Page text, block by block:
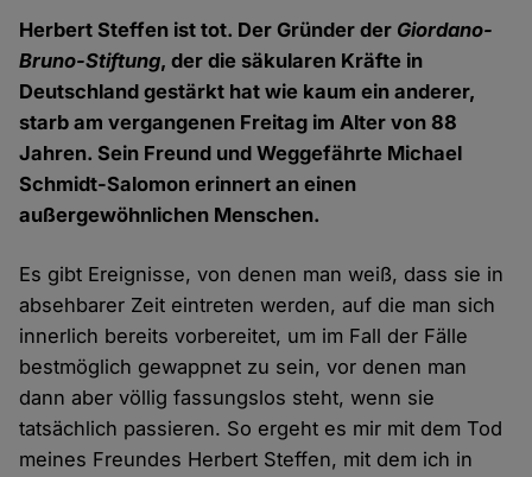
Herbert Steffen ist tot. Der Gründer der Giordano-
Bruno-Stiftung, der die säkularen Kräfte in
Deutschland gestärkt hat wie kaum ein anderer,
starb am vergangenen Freitag im Alter von 88
Jahren. Sein Freund und Weggefährte Michael
Schmidt-Salomon erinnert an einen
außergewöhnlichen Menschen.
Es gibt Ereignisse, von denen man weiß, dass sie in
absehbarer Zeit eintreten werden, auf die man sich
innerlich bereits vorbereitet, um im Fall der Fälle
bestmöglich gewappnet zu sein, vor denen man
dann aber völlig fassungslos steht, wenn sie
tatsächlich passieren. So ergeht es mir mit dem Tod
meines Freundes Herbert Steffen, mit dem ich in